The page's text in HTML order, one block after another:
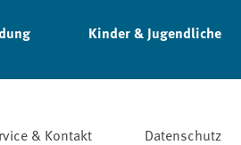
Kinder & Jugendliche
& Kontakt
Datenschutz